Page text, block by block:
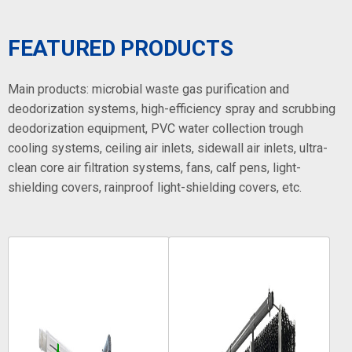
FEATURED PRODUCTS
Main products: microbial waste gas purification and
deodorization systems, high-efficiency spray and scrubbing
deodorization equipment, PVC water collection trough
cooling systems, ceiling air inlets, sidewall air inlets, ultra-
clean core air filtration systems, fans, calf pens, light-
shielding covers, rainproof light-shielding covers, etc.